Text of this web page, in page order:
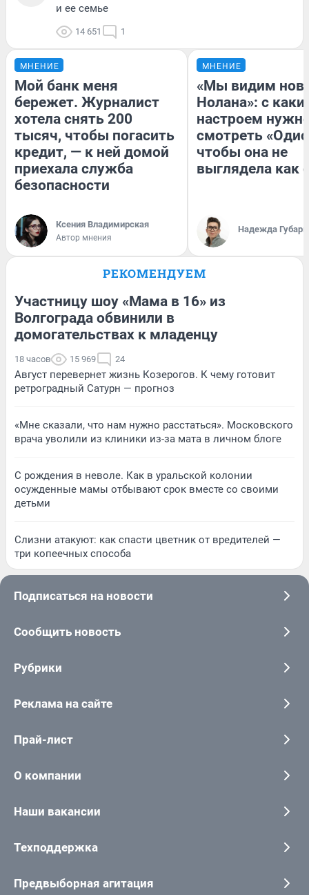
и ее семье
14 651 1
МНЕНИЕ
Мой банк меня
бережет. Журналист
хотела снять 200
тысяч, чтобы погасить
кредит, — к ней домой
приехала служба
безопасности
Ксения Владимирская
Автор мнения
МНЕНИЕ
«Мы видим
Нолана»: с
настроем
смотреть
чтобы она не
выглядела как
Надежда Губарь
РЕКОМЕНДУЕМ
Участницу шоу «Мама в 16» из
Волгограда обвинили в
домогательствах к младенцу
18 часов 15 969 24
Август перевернет жизнь Козерогов. К чему готовит
ретроградный Сатурн — прогноз
«Мне сказали, что нам нужно расстаться». Московского
врача уволили из клиники из-за мата в личном блоге
С рождения в неволе. Как в уральской колонии
осужденные мамы отбывают срок вместе со своими
детьми
Слизни атакуют: как спасти цветник от вредителей —
три копеечных способа
Подписаться на новости
Сообщить новость
Рубрики
Реклама на сайте
Прай-лист
О компании
Наши вакансии
Техподдержка
Предвыборная агитация